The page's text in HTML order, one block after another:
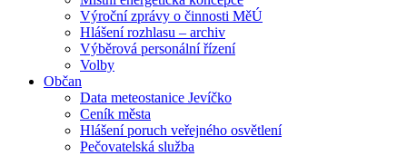
Výroční zprávy o činnosti MěÚ
Hlášení rozhlasu – archiv
Výběrová personální řízení
Volby
Občan
Data meteostanice Jevíčko
Ceník města
Hlášení poruch veřejného osvětlení
Pečovatelská služba